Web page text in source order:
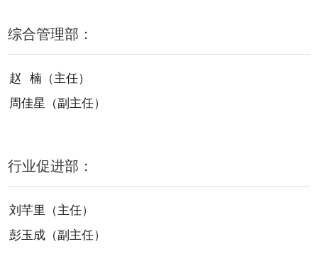
综合管理部：
赵 楠（主任）
周佳星（副主任）
行业促进部：
刘芊里（主任）
彭玉成（副主任）